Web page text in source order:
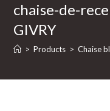
chaise-de-
GIVRY
> Products > Chaise